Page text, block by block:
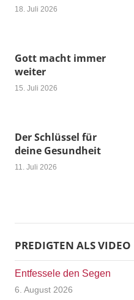
18. Juli 2026
Gott macht immer
weiter
15. Juli 2026
Der Schlüssel für
deine Gesundheit
11. Juli 2026
PREDIGTEN ALS VIDEO
Entfessele den Segen
6. August 2026